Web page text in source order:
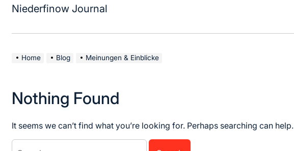
Niederfinow Journal
Home Blog Meinungen & Einblicke
Nothing Found
It seems we can’t find what you’re looking for. Perhaps searching can help.
Search